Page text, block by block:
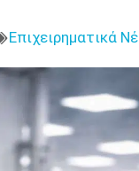
Επιχειρηματικά